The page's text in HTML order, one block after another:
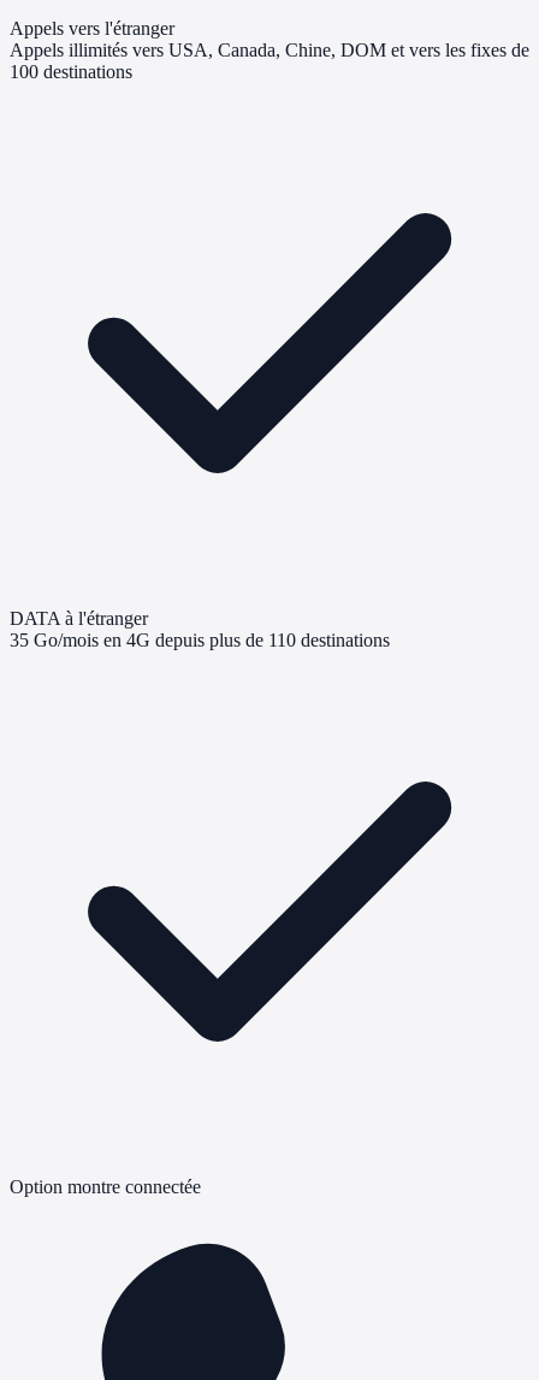
Appels vers l'étranger
Appels illimités vers USA, Canada, Chine, DOM et vers les fixes de
100 destinations
DATA à l'étranger
35 Go/mois en 4G depuis plus de 110 destinations
Option montre connectée